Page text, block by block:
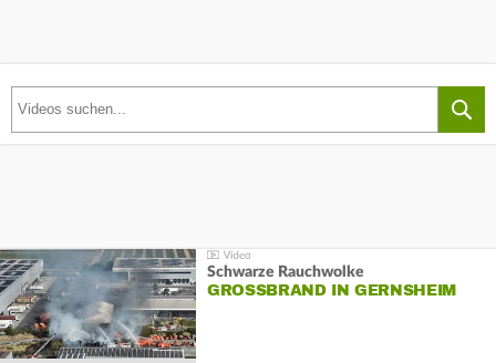
Schwarze Rauchwolke
GROSSBRAND IN GERNSHEIM